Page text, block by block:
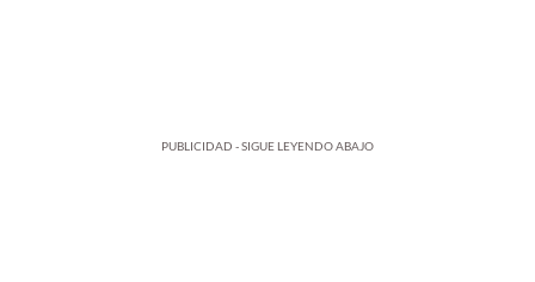
PUBLICIDAD - SIGUE LEYENDO ABAJO